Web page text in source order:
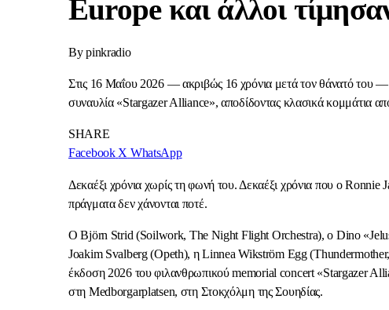
Europe και άλλοι
By pinkradio
Στις 16 Μαΐου 2026 — ακριβώς 16 χρόνια μετά τον θάνατό του
συναυλία «Stargazer Alliance», αποδίδοντας κλασικά κομμάτια
SHARE
Facebook X WhatsApp
Δεκαέξι χρόνια χωρίς τη φωνή του. Δεκαέξι χρόνια που ο
πράγματα δεν χάνονται ποτέ.
Ο Björn Strid (Soilwork, The Night Flight Orchestra), ο Dino
Joakim Svalberg (Opeth), η Linnea Wikström Egg
έκδοση 2026 του φιλανθρωπικού memorial concert «Stargazer
στη Medborgarplatsen, στη Στοκχόλμη της Σουηδίας.